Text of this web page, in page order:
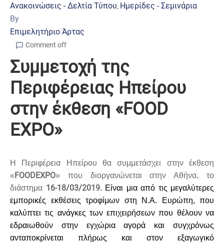
Ανακοινώσεις - Δελτία Τύπου‚ Ημερίδες - Σεμινάρια
By
Επιμελητήριο Άρτας
Comment off
Συμμετοχή της
Περιφέρειας Ηπείρου
στην έκθεση «FOOD
EXPO»
Η Περιφέρεια Ηπείρου θα συμμετάσχει στην έκθεση
«FOODEXPO» που διοργανώνεται στην Αθήνα, το
διάστημα 16-18/03/2019. Είναι μια από τις μεγαλύτερες
εμπορικές εκθέσεις τροφίμων στη Ν.Α. Ευρώπη, που
καλύπτει τις ανάγκες των επιχειρήσεων που θέλουν να
εδραιωθούν στην εγχώρια αγορά και συγχρόνως
ανταποκρίνεται πλήρως και στον εξαγωγικό